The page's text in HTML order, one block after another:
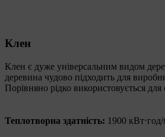
Клен
Клен є дуже універсальним видом
деревина чудово підходить для
Порівняно рідко використовується
Теплотворна здатність: 1900